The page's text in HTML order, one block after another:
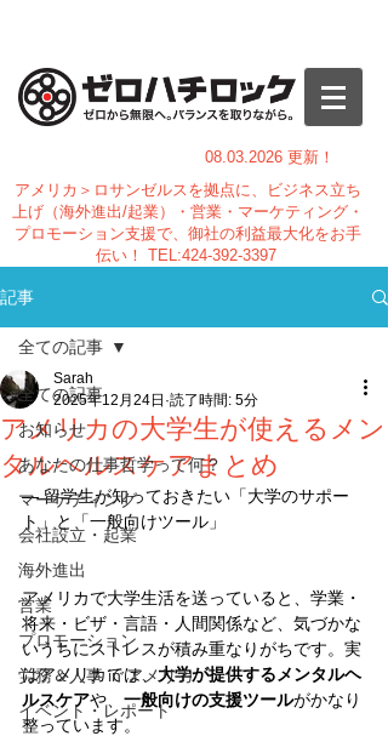
08.03.2026 更新！
アメリカ＞ロサンゼルスを拠点に、ビジネス立ち
上げ（海外進出/起業）・営業・マーケティング・
プロモーション支援で、御社の利益最大化をお手
伝い！ TEL:424-392-3397
記事
全ての記事
お知らせ
あなたの仕事哲学って何？
マーケティング
会社設立・起業
海外進出
営業
プロモーション
労務＆人事 in アメリカ
イベント・レポート
全ての記事
アメリカの大学生が使えるメン
タルヘルスケアまとめ
Sarah
2025年12月24日 読了時間: 5分
― 留学生が知っておきたい「大学のサポー
ト」と「一般向けツール」
アメリカで大学生活を送っていると、学業・
将来・ビザ・言語・人間関係など、気づかな
いうちにストレスが積み重なりがちです。実
はアメリカでは、大学が提供するメンタルヘ
ルスケアや、 一般向けの支援ツールがかなり
整っています。